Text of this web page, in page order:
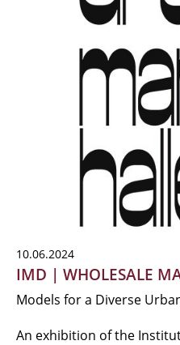
10.06.2024
IMD | WHOLESALE
Models for a Diverse
An exhibition of the